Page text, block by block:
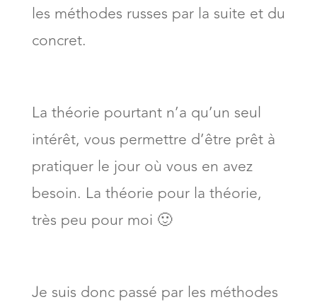
les méthodes russes par la suite et du
concret.
La théorie pourtant n’a qu’un seul
intérêt, vous permettre d’être prêt à
pratiquer le jour où vous en avez
besoin. La théorie pour la théorie,
très peu pour moi 🙂
Je suis donc passé par les méthodes